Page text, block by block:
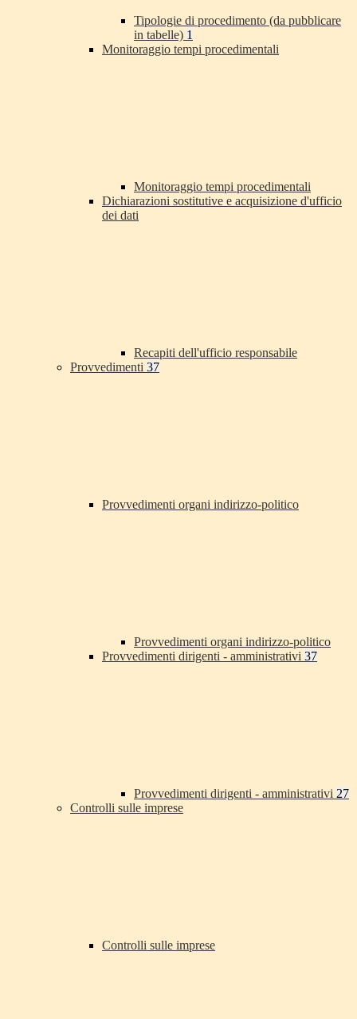
Tipologie di procedimento (da pubblicare
in tabelle) 1
Monitoraggio tempi procedimentali
Monitoraggio tempi procedimentali
Dichiarazioni sostitutive e acquisizione d'ufficio
dei dati
Recapiti dell'ufficio responsabile
Provvedimenti 37
Provvedimenti organi indirizzo-politico
Provvedimenti organi indirizzo-politico
Provvedimenti dirigenti - amministrativi 37
Provvedimenti dirigenti - amministrativi 27
Controlli sulle imprese
Controlli sulle imprese